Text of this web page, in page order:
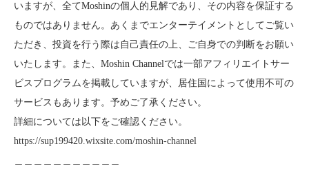
いますが、全てMoshinの個人的見解であり、その内容を保証する
ものではありません。あくまでエンターテイメントとしてご覧い
ただき、投資を行う際は自己責任の上、ご自身での判断をお願い
いたします。また、Moshin Channelでは一部アフィリエイトサー
ビスプログラムを掲載していますが、居住国によって使用不可の
サービスもあります。予めご了承ください。
詳細については以下をご確認ください。
https://sup199420.wixsite.com/moshin-channel